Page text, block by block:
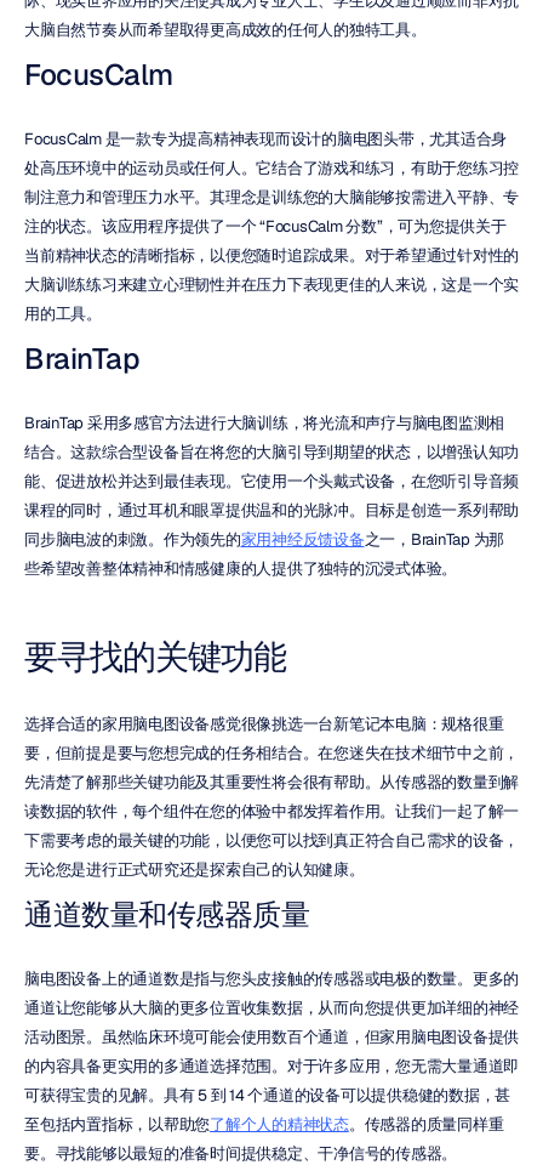
大脑自然节奏从而希望取得更高成效的任何人的独特工具。
FocusCalm
FocusCalm 是一款专为提高精神表现而设计的脑电图头带，尤其适合身
处高压环境中的运动员或任何人。它结合了游戏和练习，有助于您练习控
制注意力和管理压力水平。其理念是训练您的大脑能够按需进入平静、专
注的状态。该应用程序提供了一个 “FocusCalm 分数”，可为您提供关于
当前精神状态的清晰指标，以便您随时追踪成果。对于希望通过针对性的
大脑训练练习来建立心理韧性并在压力下表现更佳的人来说，这是一个实
用的工具。
BrainTap
BrainTap 采用多感官方法进行大脑训练，将光流和声疗与脑电图监测相
结合。这款综合型设备旨在将您的大脑引导到期望的状态，以增强认知功
能、促进放松并达到最佳表现。它使用一个头戴式设备，在您听引导音频
课程的同时，通过耳机和眼罩提供温和的光脉冲。目标是创造一系列帮助
同步脑电波的刺激。作为领先的家用神经反馈设备之一，BrainTap 为那
些希望改善整体精神和情感健康的人提供了独特的沉浸式体验。
要寻找的关键功能
选择合适的家用脑电图设备感觉很像挑选一台新笔记本电脑：规格很重
要，但前提是要与您想完成的任务相结合。在您迷失在技术细节中之前，
先清楚了解那些关键功能及其重要性将会很有帮助。从传感器的数量到解
读数据的软件，每个组件在您的体验中都发挥着作用。让我们一起了解一
下需要考虑的最关键的功能，以便您可以找到真正符合自己需求的设备，
无论您是进行正式研究还是探索自己的认知健康。
通道数量和传感器质量
脑电图设备上的通道数是指与您头皮接触的传感器或电极的数量。更多的
通道让您能够从大脑的更多位置收集数据，从而向您提供更加详细的神经
活动图景。虽然临床环境可能会使用数百个通道，但家用脑电图设备提供
的内容具备更实用的多通道选择范围。对于许多应用，您无需大量通道即
可获得宝贵的见解。具有 5 到 14 个通道的设备可以提供稳健的数据，甚
至包括内置指标，以帮助您了解个人的精神状态。传感器的质量同样重
要。寻找能够以最短的准备时间提供稳定、干净信号的传感器。